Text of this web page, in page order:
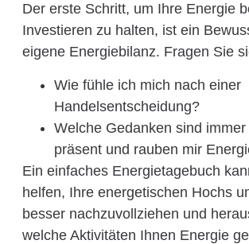
Der erste Schritt, um Ihre Energie
Investieren zu halten, ist ein
eigene Energiebilanz. Fragen Sie
Wie fühle ich mich nach einer
Handelsentscheidung?
Welche Gedanken sind
präsent und rauben mir
Ein einfaches Energietagebuch
helfen, Ihre energetischen Hochs
besser nachzuvollziehen und
welche Aktivitäten Ihnen Energie